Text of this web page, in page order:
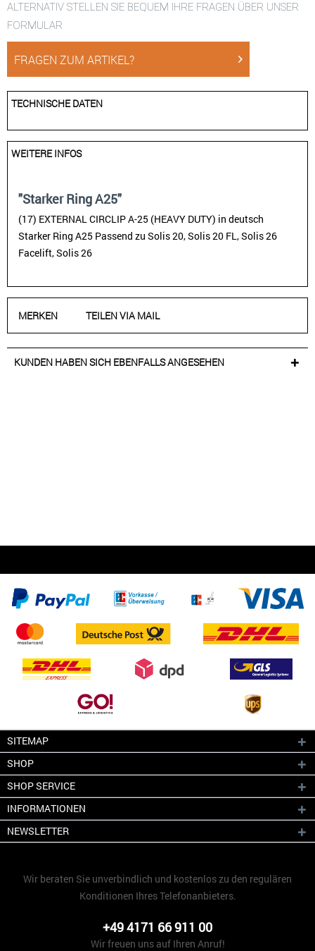
ALTERNATIV STELLEN SIE BEQUEM IHRE FRAGEN ÜBER UNSER
FORMULAR
FRAGEN ZUM ARTIKEL?
TECHNISCHE DATEN
WEITERE INFOS
"Starker Ring A25"
(17) EXTERNAL CIRCLIP A-25 (HEAVY DUTY) in deutsch
Starker Ring A25 Passend zu Solis 20, Solis 20 FL, Solis 26
Facelift, Solis 26
MERKEN TEILEN VIA MAIL
KUNDEN HABEN SICH EBENFALLS ANGESEHEN
SITEMAP
SHOP
SHOP SERVICE
INFORMATIONEN
NEWSLETTER
Wir beraten Sie unverbindlich und kostenlos zu den regulären
Konditionen Ihres Telefonanbieters.
+49 4171 66 911 00
Wir freuen uns auf Ihren Anruf!